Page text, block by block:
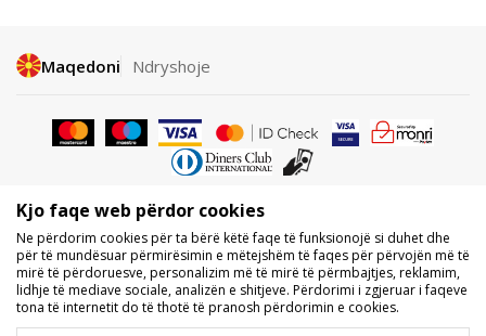
Maqedoni Ndryshoje
Nuk lejohet shkarkimi ose përdorimi i përmbajtjes nga faqet e internetit
të BDS.MK, pjesërisht ose tërësisht, dhe i referohet logove, markave
tregtare, përmbajtjes komerciale, as caktimi i tyre palëve të treta,
publikimi i tyre publikisht ose përdorimi i tyre për ndonjë për qëllime, pa
pëlqimin me shkrim të BDS.MK DOOEL.
Ne përpiqemi të jemi sa më të saktë në përshkrimin e produktit, foton
Kjo faqe web përdor cookies
Ne përdorim cookies për ta bërë këtë faqe të funksionojë si duhet dhe
për të mundësuar përmirësimin e mëtejshëm të faqes për përvojën më të
mirë të përdoruesve, personalizim më të mirë të përmbajtjes, reklamim,
lidhje të mediave sociale, analizën e shitjeve. Përdorimi i zgjeruar i faqeve
tona të internetit do të thotë të pranosh përdorimin e cookies.